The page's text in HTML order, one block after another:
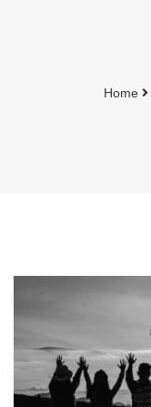
Home